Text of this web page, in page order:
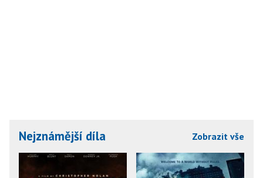
Nejznámější díla Zobrazit vše